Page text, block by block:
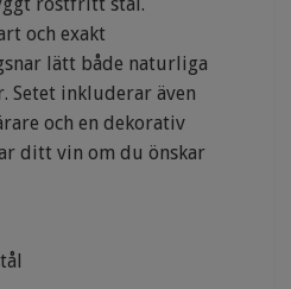
rostfritt stål.
och exakt
lätt både naturliga
Setet inkluderar även
och en dekorativ
ditt vin om du önskar